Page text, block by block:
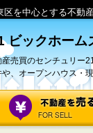
売買のセンチュリー
、オープンハウス・
ビックホーム
区を中心とする不動